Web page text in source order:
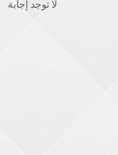
لا توجد إجابة